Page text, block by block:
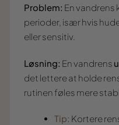
Problem: En vandrens
perioder, især hvis
eller sensitiv.
Løsning: En vandrens
det lettere at holde
rutinen føles mere
Tip: Kortere